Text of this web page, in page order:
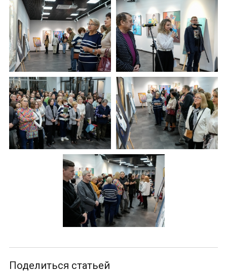
Поделиться статьей